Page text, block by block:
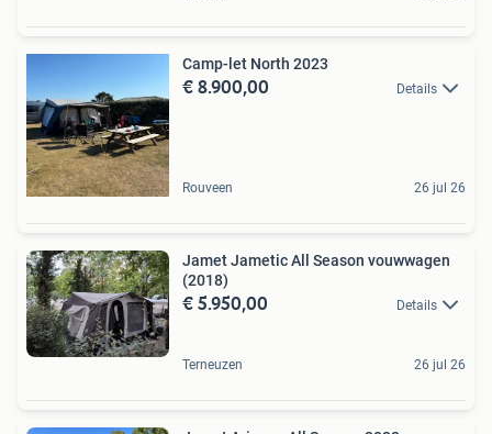
Camp-let North 2023
€ 8.900,00 Details
Rouveen 26 jul 26
Jamet Jametic All Season vouwwagen
(2018)
€ 5.950,00 Details
Terneuzen 26 jul 26